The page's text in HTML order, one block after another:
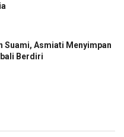
Suami, Asmiati Menyimpan
Berdiri